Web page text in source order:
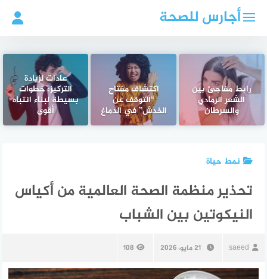
أجارس للصحة
رابط مفاجئ بين
الشعر الرمادي
والسرطان
اكتشاف مفتاح
“التوقف عن
الخدش” في الدماغ
عادات لزيادة
التركيز: خطوات
بسيطة لبناء انتباه
أقوى
نمط حياة
تحذير منظمة الصحة العالمية من أكياس
النيكوتين بين الشباب
saeed 21 مايو، 2026 108